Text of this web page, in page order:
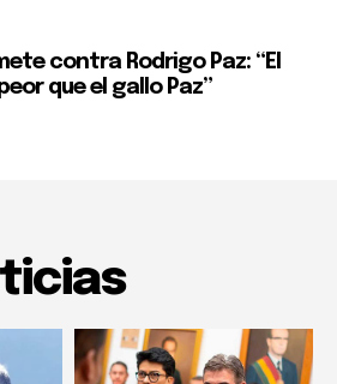
contra Rodrigo Paz: “El
que el gallo Paz”